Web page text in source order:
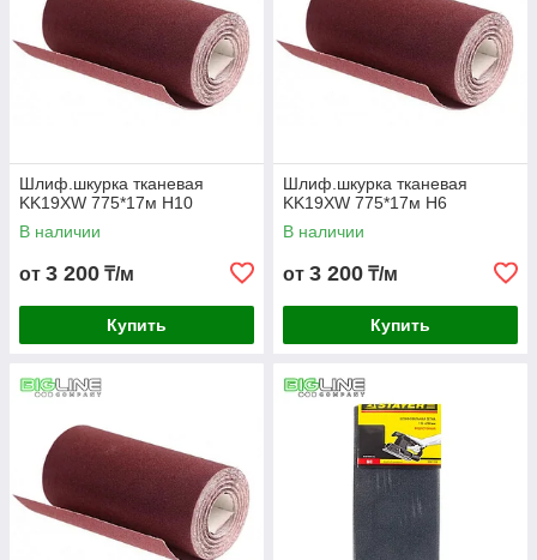
Шлиф.шкурка тканевая
KK19XW 775*17м H10
В наличии
от 3 200 ₸/м
Купить
Шлиф.шкурка тканевая
KK19XW 775*17м H6
В наличии
от 3 200 ₸/м
Купить